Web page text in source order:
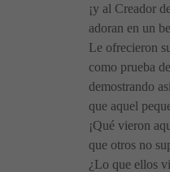
¡y al Creador
adoran en un
Le ofrecieron
como prueba
demostrando
que aquel
¡Qué vieron
que otros no
¿Lo que ellos